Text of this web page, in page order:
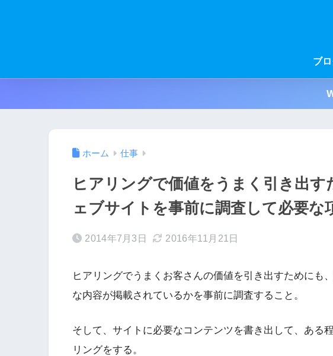
ブ
ホーム 仕事
ヒアリングで価値をうまく引き出す
ェブサイトを事前に調査して必要な
2014年7月3日 2016年11月21日
ヒアリングでうまくお客さんの価値を引き出すためにも
な内容が掲載されているかを事前に調査すること。
そして、サイトに必要なコンテンツを書き出して、ある
リングをする。